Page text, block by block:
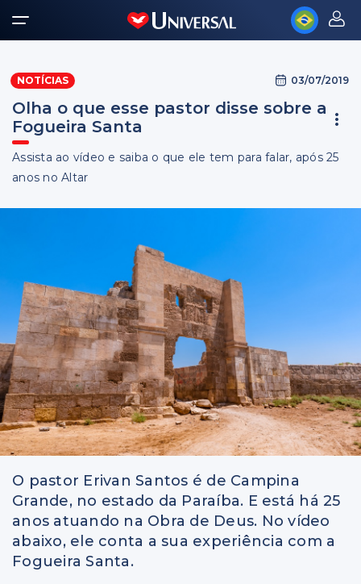
NOTÍCIAS 03/07/2019
Olha o que esse pastor disse sobre a
Fogueira Santa
Assista ao vídeo e saiba o que ele tem para falar, após 25
anos no Altar
O pastor Erivan Santos é de Campina
Grande, no estado da Paraíba. E está há 25
anos atuando na Obra de Deus. No vídeo
abaixo, ele conta a sua experiência com a
Fogueira Santa.